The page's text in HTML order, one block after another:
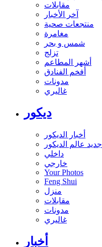
مقابلات
آخر الأخبار
منتجعات صحية
مغامرة
شمس و بحر
تزلج
أشهر المطاعم
أفخم الفنادق
مدونات
غاليري
ديكور
أخبار الديكور
جديد عالم الديكور
داخلي
خارجي
Your Photos
Feng Shui
منزل
مقابلات
مدونات
غاليري
أخبار